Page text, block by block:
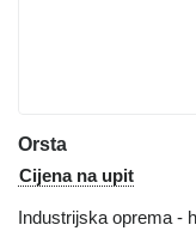
Orsta
Cijena na upit
Industrijska oprema -